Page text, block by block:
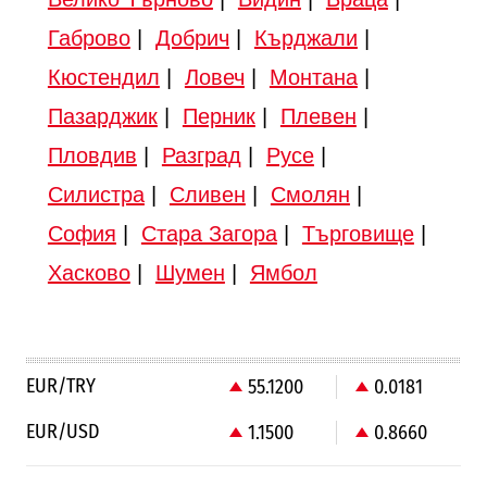
Габрово| Добрич | Кърджали |
Кюстендил | Ловеч | Монтана|
Пазарджик| Перник| Плевен |
Пловдив | Разград | Русе|
Силистра| Сливен | Смолян |
София | Стара Загора| Търговище|
Хасково| Шумен | Ямбол
EUR/TRY 55.1200
0.0181
EUR/USD
1.1500 0.8660